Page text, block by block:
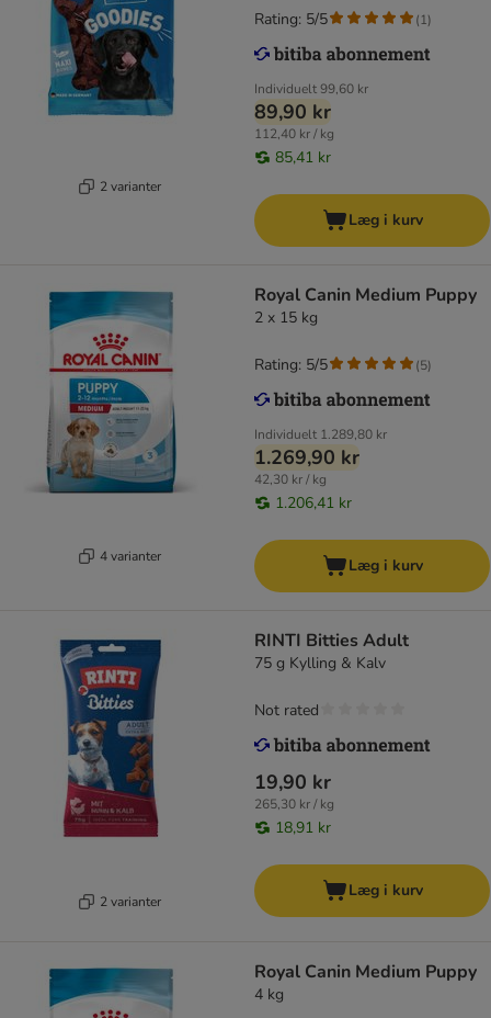
2 varianter
Individuelt99,60 kr
89,90 kr
112,40 kr / kg
85,41 kr
Rating: 5/5 (1)
Læg i kurv
4 varianter
Royal Canin Medium Puppy
2 x 15 kg
Individuelt 1.289,80 kr
1.269,90 kr
42,30 kr / kg
1.206,41 kr
Rating: 5/5 (5)
Læg i kurv
2 varianter
RINTI Bitties Adult
75 g Kylling & Kalv
19,90 kr
265,30 kr / kg
18,91 kr
Not rated
Læg i kurv
Royal Canin Medium Puppy
4 kg